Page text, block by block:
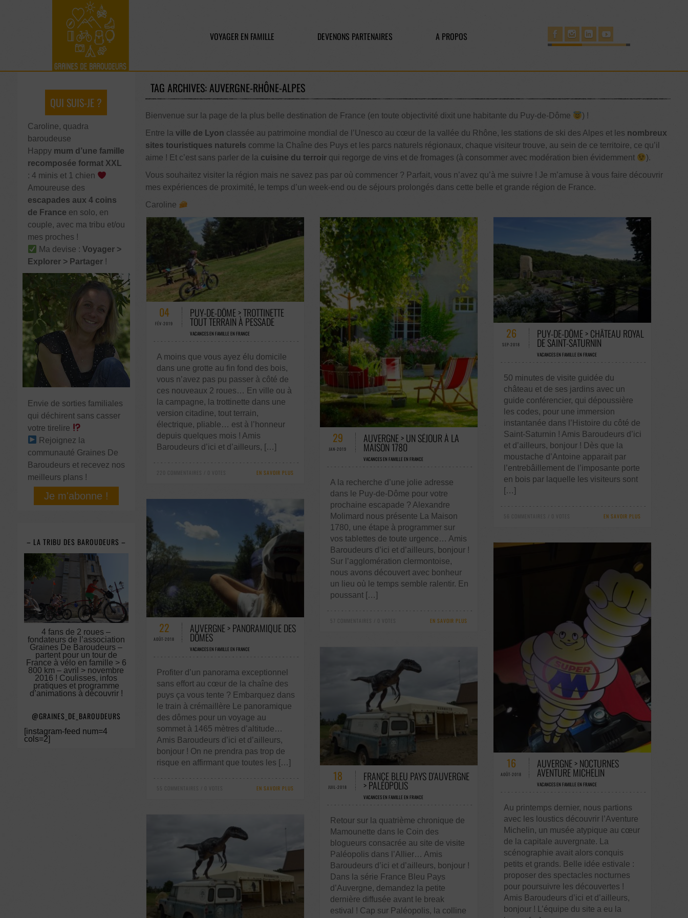
VOYAGER EN FAMILLE DEVENONS PARTENAIRES A PROPOS
QUI SUIS-JE ?
Caroline, quadra
baroudeuse
Happy mum d’une famille
recomposée format XXL
: 4 minis et 1 chien
Amoureuse des
escapades aux 4 coins
de France en solo, en
couple, avec ma tribu et/ou
mes proches !
Ma devise : Voyager >
Explorer > Partager!
Envie de sorties familiales
qui déchirent sans casser
votre tirelire
Rejoignez la
communauté Graines De
Baroudeurs et recevez nos
meilleurs plans !
Je m'abonne !
– LA TRIBU DES BAROUDEURS –
4 fans de 2 roues –
fondateurs de l’association
Graines De Baroudeurs –
partent pour un tour de
France à vélo en famille > 6
800 km – avril > novembre
2016 ! Coulisses, infos
pratiques et programme
d’animations à découvrir !
@GRAINES_DE_BAROUDEURS
[instagram-feed num=4
cols=2]
TAG ARCHIVES: AUVERGNE-RHÔNE-ALPES
Bienvenue sur la page de la plus belle destination de France (en toute objectivité dixit une habitante du Puy-de-Dôme
) !
Entre la ville de Lyon classée au patrimoine mondial de l’Unesco au cœur de la vallée du Rhône, les stations de ski des Alpes et les nombreux
sites touristiques naturels comme la Chaîne des Puys et les parcs naturels régionaux, chaque visiteur trouve, au sein de ce territoire, ce qu’il
aime ! Et c’est sans parler de la cuisine du terroir qui regorge de vins et de fromages (à consommer avec modération bien évidemment
).
Vous souhaitez visiter la région mais ne savez pas par où commencer ? Parfait, vous n’avez qu’à me suivre ! Je m’amuse à vous faire découvrir
mes expériences de proximité, le temps d’un week-end ou de séjours prolongés dans cette belle et grande région de France.
Caroline
220 COMMENTAIRES / 0 VOTES
04
FÉV-2019
PUY-DE-DÔME > TROTTINETTE
TOUT TERRAIN À PESSADE
VACANCES EN FAMILLE EN FRANCE
A moins que vous ayez élu domicile
dans une grotte au fin fond des bois,
vous n’avez pas pu passer à côté de
ces nouveaux 2 roues… En ville ou à
la campagne, la trottinette dans une
version citadine, tout terrain,
électrique, pliable… est à l’honneur
depuis quelques mois ! Amis
Baroudeurs d’ici et d’ailleurs, […]
220 COMMENTAIRES / 0 VOTES EN SAVOIR PLUS
57 COMMENTAIRES / 0 VOTES
29
JAN-2019
AUVERGNE > UN SÉJOUR À LA
MAISON 1780
VACANCES EN FAMILLE EN FRANCE
A la recherche d’une jolie adresse
dans le Puy-de-Dôme pour votre
prochaine escapade ? Alexandre
Molimard nous présente La Maison
1780, une étape à programmer sur
vos tablettes de toute urgence… Amis
Baroudeurs d’ici et d’ailleurs, bonjour !
Sur l’agglomération clermontoise,
nous avons découvert avec bonheur
un lieu où le temps semble ralentir. En
poussant […]
57 COMMENTAIRES / 0 VOTES EN SAVOIR PLUS
56 COMMENTAIRES / 0 VOTES
26
SEP-2018
PUY-DE-DÔME > CHÂTEAU ROYAL
DE SAINT-SATURNIN
VACANCES EN FAMILLE EN FRANCE
50 minutes de visite guidée du
château et de ses jardins avec un
guide conférencier, qui dépoussière
les codes, pour une immersion
instantanée dans l’Histoire du côté de
Saint-Saturnin ! Amis Baroudeurs d’ici
et d’ailleurs, bonjour ! Dès que la
moustache d’Antoine apparait par
l’entrebâillement de l’imposante porte
en bois par laquelle les visiteurs sont
[…]
56 COMMENTAIRES / 0 VOTES EN SAVOIR PLUS
55 COMMENTAIRES / 0 VOTES
22
AOÛT-2018
AUVERGNE > PANORAMIQUE DES
DÔMES
VACANCES EN FAMILLE EN FRANCE
Profiter d’un panorama exceptionnel
sans effort au cœur de la chaîne des
puys ça vous tente ? Embarquez dans
le train à crémaillère Le panoramique
des dômes pour un voyage au
sommet à 1465 mètres d’altitude…
Amis Baroudeurs d’ici et d’ailleurs,
bonjour ! On ne prendra pas trop de
risque en affirmant que toutes les […]
55 COMMENTAIRES / 0 VOTES EN SAVOIR PLUS
47 COMMENTAIRES / 0 VOTES
16
AOÛT-2018
AUVERGNE > NOCTURNES
AVENTURE MICHELIN
VACANCES EN FAMILLE EN FRANCE
Au printemps dernier, nous partions
avec les loustics découvrir l’Aventure
Michelin, un musée atypique au cœur
de la capitale auvergnate. La
scénographie avait alors conquis
petits et grands. Belle idée estivale :
proposer des spectacles nocturnes
pour poursuivre les découvertes !
Amis Baroudeurs d’ici et d’ailleurs,
bonjour ! L’équipe du site a eu la
3 COMMENTAIRES / 0 VOTES
18
JUIL-2018
FRANCE BLEU PAYS D’AUVERGNE
> PALÉOPOLIS
VACANCES EN FAMILLE EN FRANCE
Retour sur la quatrième chronique de
Mamounette dans le Coin des
blogueurs consacrée au site de visite
Paléopolis dans l’Allier… Amis
Baroudeurs d’ici et d’ailleurs, bonjour !
Dans la série France Bleu Pays
d’Auvergne, demandez la petite
dernière diffusée avant le break
estival ! Cap sur Paléopolis, la colline